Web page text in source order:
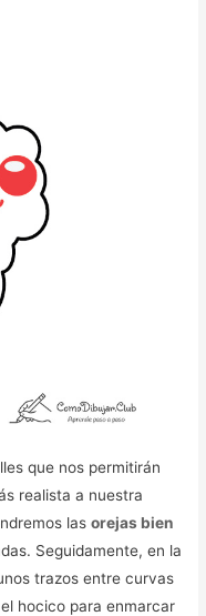
que nos permitirán
realista a nuestra
lasorejas bien
Seguidamente, en la
trazos entre curvas
hocico para enmarcar